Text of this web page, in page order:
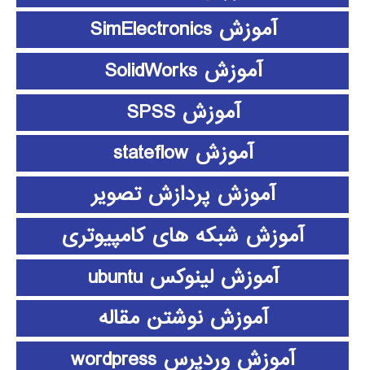
آموزش SimElectronics
آموزش SolidWorks
آموزش SPSS
آموزش stateflow
آموزش پردازش تصویر
آموزش شبکه های کامپیوتری
آموزش لینوکس ubuntu
آموزش نوشتن مقاله
آموزش وردپرس wordpress